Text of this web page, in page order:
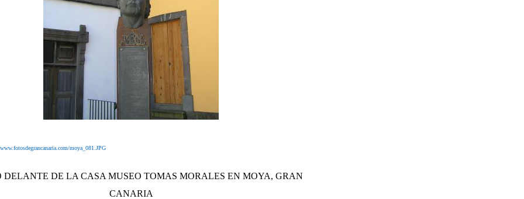
moya_081.JPG
DELANTE DE LA CASA MUSEO TOMAS MORALES EN MOYA, GRAN
CANARIA